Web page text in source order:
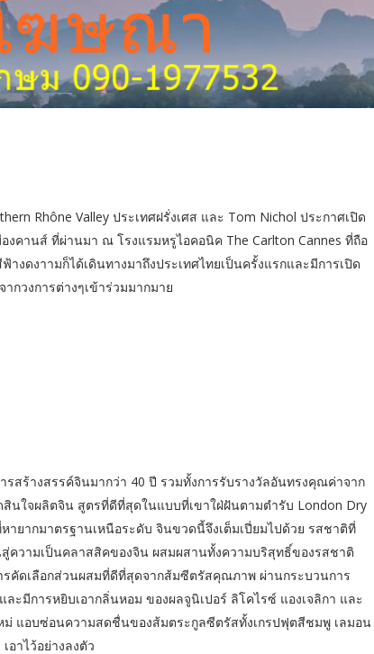
Rhône Valley ประเทศฝรั่งเศส และ Tom Nichol ประกาศเปิด
งคานส์ ที่ผ่านมา ณ โรงแรมหรูไอคอนิค The Carlton Cannes ที่ถือ
ดงาามก็ได้เดินทางมาถึงประเทศไทยเป็นครั้งแรกและมีการเปิด
กวงการต่างๆเข้าร่วมมากมาย
สร้างสรรค์จินมากว่า 40 ปี รวมทั้งการรับรางวัลอันทรงคุณค่าจาก
สินใจผลิตจิน สูตรที่ดีที่สุดในแบบที่เขาใฝ่ฝันตามตำรับ London Dry
ายากมาตรฐานเหนือระดับ จินขวดนี้จึงเต็มเปี่ยมไปด้วย รสชาติที่
ความเป็นคลาสสิคของจิน ผสมผสานทั้งความบริสุทธิ์ของรสชาติ
คัดเลือกส่วนผสมที่ดีที่สุดจากส้มซีตรัสคุณภาพ ผ่านกระบวนการ
มีการหยิบเอากลิ่นหอม ของผลจูนิเปอร์ ลิโคไรซ์ แองเจลิกา และ
แอบซ่อนความสดชื่นของส้มตระกูลซีตรัสทั้งเกรปฟุตสีชมพู เลมอน
อาไว้อย่างลงตัว